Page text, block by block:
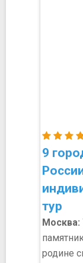
9
тур
Москва:
родине